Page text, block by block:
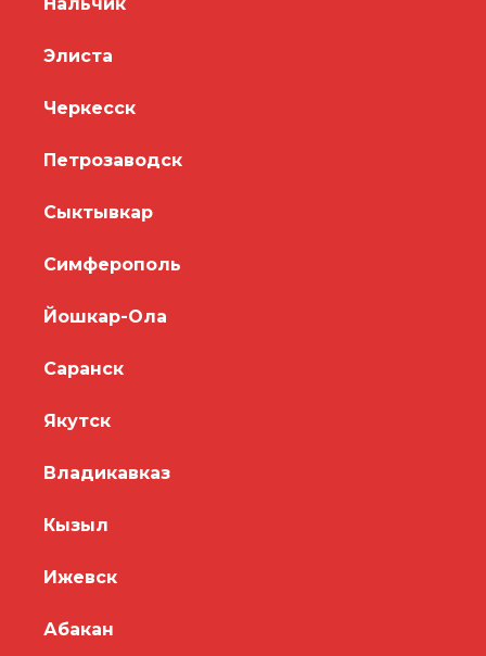
Элиста
Черкесск
Петрозаводск
Сыктывкар
Симферополь
Йошкар-Ола
Саранск
Якутск
Владикавказ
Кызыл
Ижевск
Абакан